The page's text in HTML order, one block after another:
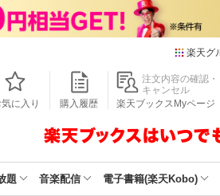
楽天グ
気に入り 購入履歴
注文内容の確認・
キャンセル
楽天ブックスMyページ
題 音楽配信 電子書籍(楽天Kobo)